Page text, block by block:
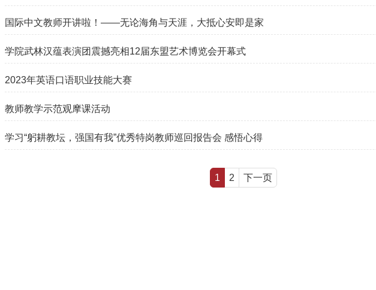
国际中文教师开讲啦！——无论海角与天涯，大抵心安即是家
学院武林汉蕴表演团震撼亮相12届东盟艺术博览会开幕式
2023年英语口语职业技能大赛
教师教学示范观摩课活动
学习“躬耕教坛，强国有我”优秀特岗教师巡回报告会 感悟心得
1 2 下一页